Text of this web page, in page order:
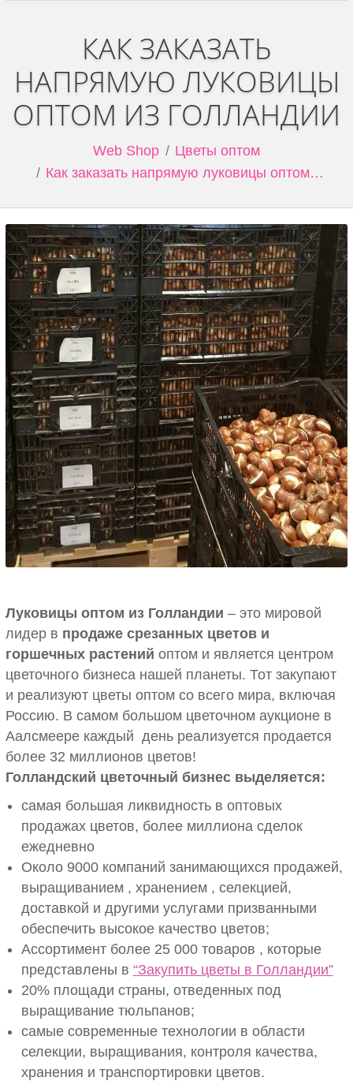
КАК ЗАКАЗАТЬ
НАПРЯМУЮ ЛУКОВИЦЫ
ОПТОМ ИЗ ГОЛЛАНДИИ
Web Shop
Цветы оптом
Как заказать напрямую луковицы оптом…
Луковицы оптом из Голландии – это мировой
лидер в продаже срезанных цветов и
горшечных растений оптом и является центром
цветочного бизнеса нашей планеты. Тот закупают
и реализуют цветы оптом со всего мира, включая
Россию. В самом большом цветочном аукционе в
Аалсмеере каждый день реализуется продается
более 32 миллионов цветов!
Голландский цветочный бизнес выделяется:
самая большая ликвидность в оптовых
продажах цветов, более миллиона сделок
ежедневно
Около 9000 компаний занимающихся продажей,
выращиванием , хранением , селекцией,
доставкой и другими услугами призванными
обеспечить высокое качество цветов;
Ассортимент более 25 000 товаров , которые
представлены в “Закупить цветы в Голландии”
20% площади страны, отведенных под
выращивание тюльпанов;
самые современные технологии в области
селекции, выращивания, контроля качества,
хранения и транспортировки цветов.